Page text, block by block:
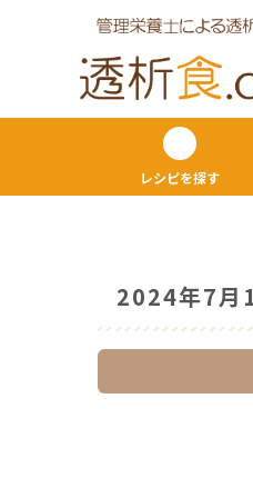
レシピを探す
2024年7月